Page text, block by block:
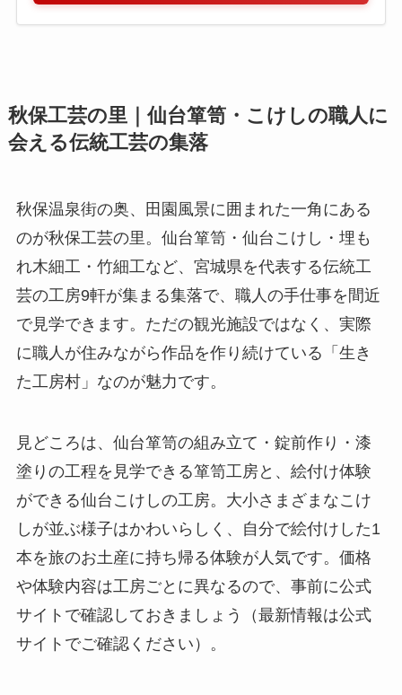
秋保工芸の里｜仙台箪笥・こけしの職人に
会える伝統工芸の集落
秋保温泉街の奥、田園風景に囲まれた一角にある
のが秋保工芸の里。仙台箪笥・仙台こけし・埋も
れ木細工・竹細工など、宮城県を代表する伝統工
芸の工房9軒が集まる集落で、職人の手仕事を間近
で見学できます。ただの観光施設ではなく、実際
に職人が住みながら作品を作り続けている「生き
た工房村」なのが魅力です。
見どころは、仙台箪笥の組み立て・錠前作り・漆
塗りの工程を見学できる箪笥工房と、絵付け体験
ができる仙台こけしの工房。大小さまざまなこけ
しが並ぶ様子はかわいらしく、自分で絵付けした1
本を旅のお土産に持ち帰る体験が人気です。価格
や体験内容は工房ごとに異なるので、事前に公式
サイトで確認しておきましょう（最新情報は公式
サイトでご確認ください）。